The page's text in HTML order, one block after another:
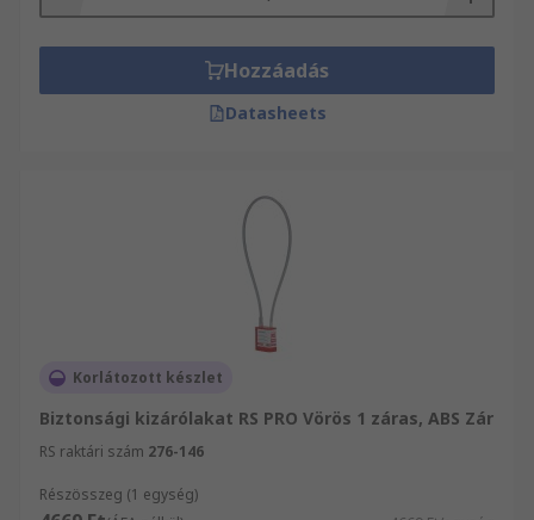
Hozzáadás
Datasheets
Korlátozott készlet
Biztonsági kizárólakat RS PRO Vörös 1 záras, ABS Zár
RS raktári szám 276-146
Részösszeg (1 egység)